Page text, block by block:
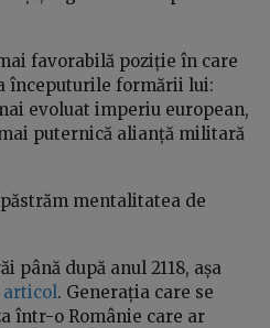
favorabilă poziție în care
începuturile formării lui:
evoluat imperiu european,
puternică alianță militară
mentalitatea de
până după anul 2118, așa
. Generația care se
într-o Românie care ar